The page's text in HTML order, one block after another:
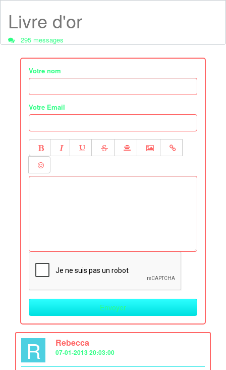
Livre d'or
295 messages
Votre nom
Votre Email
R Rebecca
07-01-2013 20:03:00